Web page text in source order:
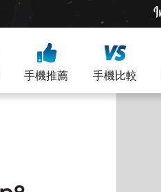
手機推薦 手機比較